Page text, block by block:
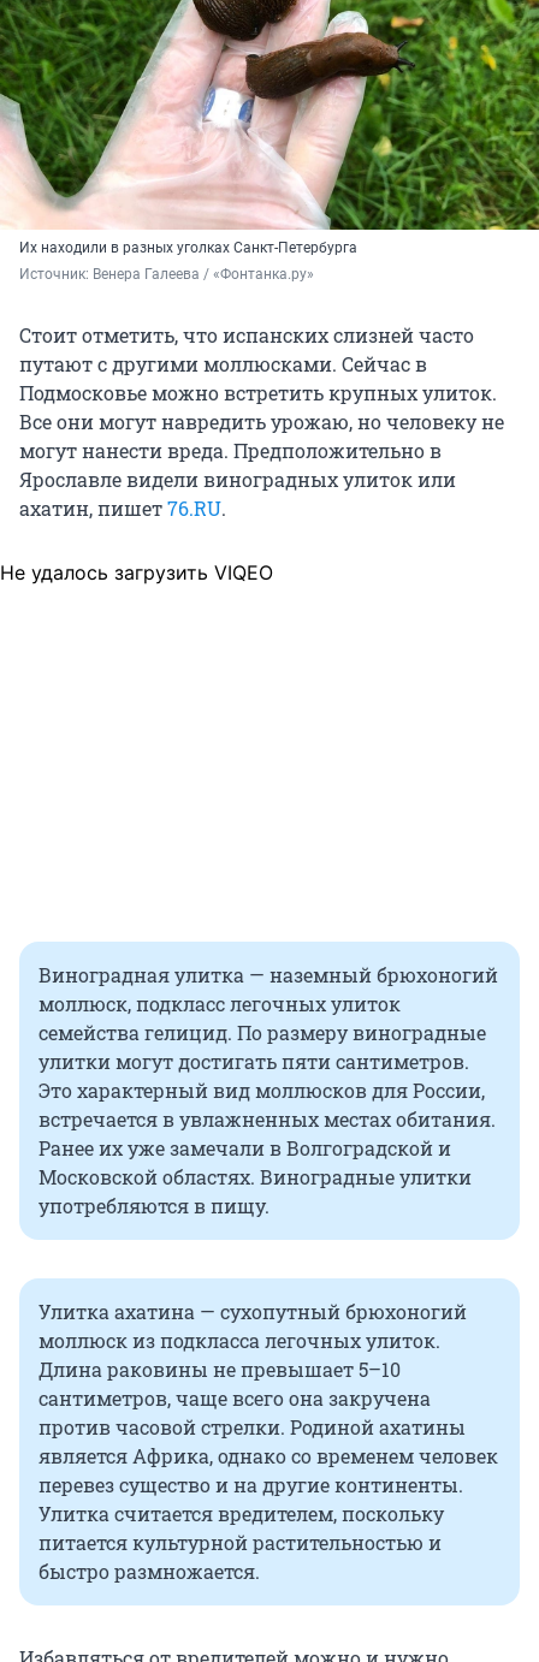
Их находили в разных уголках Санкт-Петербурга
Источник: Венера Галеева / «Фонтанка.ру»
Стоит отметить, что испанских слизней часто
путают с другими моллюсками. Сейчас в
Подмосковье можно встретить крупных улиток.
Все они могут навредить урожаю, но человеку не
могут нанести вреда. Предположительно в
Ярославле видели виноградных улиток или
ахатин, пишет76.RU.
Не удалось загрузить VIQEO
Виноградная улитка — наземный брюхоногий
моллюск, подкласс легочных улиток
семейства гелицид. По размеру виноградные
улитки могут достигать пяти сантиметров.
Это характерный вид моллюсков для России,
встречается в увлажненных местах обитания.
Ранее их уже замечали в Волгоградской и
Московской областях. Виноградные улитки
употребляются в пищу.
Улитка ахатина — сухопутный брюхоногий
моллюск из подкласса легочных улиток.
Длина раковины не превышает 5–10
сантиметров, чаще всего она закручена
против часовой стрелки. Родиной ахатины
является Африка, однако со временем человек
перевез существо и на другие континенты.
Улитка считается вредителем, поскольку
питается культурной растительностью и
быстро размножается.